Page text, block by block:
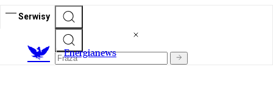
Serwisy
Energianews